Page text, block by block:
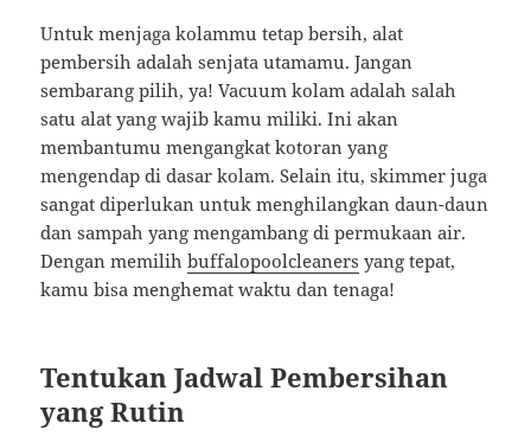
Untuk menjaga kolammu tetap bersih, alat
pembersih adalah senjata utamamu. Jangan
sembarang pilih, ya! Vacuum kolam adalah salah
satu alat yang wajib kamu miliki. Ini akan
membantumu mengangkat kotoran yang
mengendap di dasar kolam. Selain itu, skimmer juga
sangat diperlukan untuk menghilangkan daun-daun
dan sampah yang mengambang di permukaan air.
Dengan memilihbuffalopoolcleaners yang tepat,
kamu bisa menghemat waktu dan tenaga!
Tentukan Jadwal Pembersihan
yang Rutin